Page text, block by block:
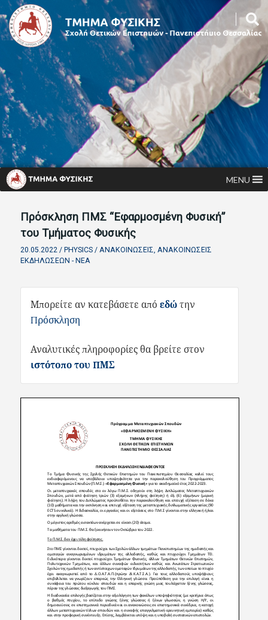
MENU
Πρόσκληση ΠΜΣ “Εφαρμοσμένη Φυσική”
του Τμήματος Φυσικής
20.05.2022 / PHYSICS / ΑΝΑΚΟΙΝΏΣΕΙΣ, ΑΝΑΚΟΙΝΏΣΕΙΣ
ΕΚΔΗΛΏΣΕΩΝ - ΝΈΑ
Μπορείτε αν κατεβάσετε απόεδώ την
Πρόσκληση
Αναλυτικές πληροφορίες θα βρείτε στον
ιστότοπο του ΠΜΣ